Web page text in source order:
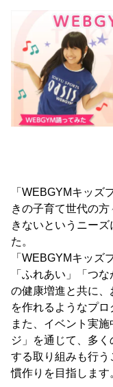
「WEBGYMキッズ
きの子育て世代の
きないというニー
た。
「WEBGYMキッズ
「ふれあい」「つ
の健康増進と共に
を作れるようなプロ
また、イベント実
ジ」を通じて、多
する取り組みも行
慣作りを目指します